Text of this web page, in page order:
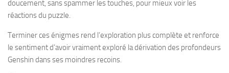
doucement, sans spammer les touches, pour mieux voir les
réactions du puzzle.
Terminer ces énigmes rend l’exploration plus complète et renforce
le sentiment d’avoir vraiment exploré la dérivation des profondeurs
Genshin dans ses moindres recoins.